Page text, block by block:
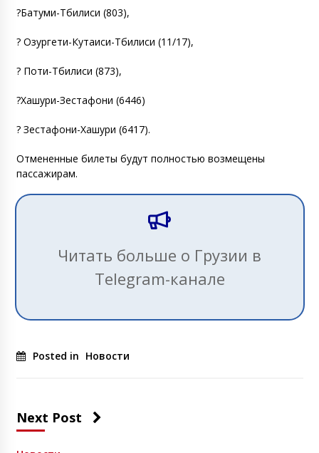
?Батуми-Тбилиси (803),
? Озургети-Кутаиси-Тбилиси (11/17),
? Поти-Тбилиси (873),
?Хашури-Зестафони (6446)
? Зестафони-Хашури (6417).
Отмененные билеты будут полностью возмещены
пассажирам.
Читать больше о Грузии в
Telegram-канале
Posted in Новости
Next Post